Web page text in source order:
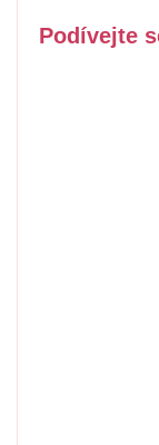
Podívejte